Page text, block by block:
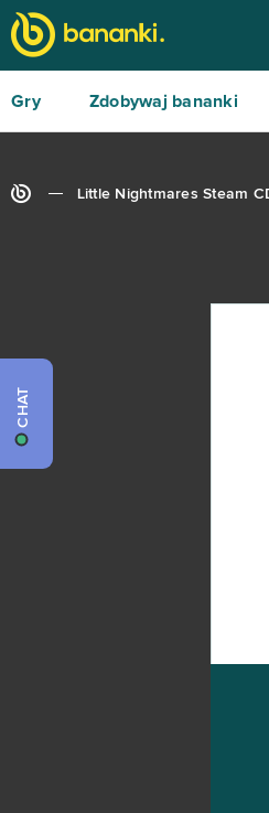
Gry Zdobywaj bananki
Little Nightmares Steam
CHAT